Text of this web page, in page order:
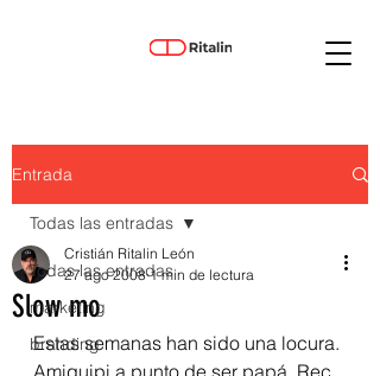
Entrada
Todas las entradas
marketing
branding
Todas las entradas
Slow mo
Cristián Ritalin León
27 ago 2008 1 min de lectura
Estas semanas han sido una locura.
Amiguipi a punto de ser papá, Rec